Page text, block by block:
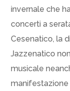
invernale che
concerti a
Cesenatico, la
Jazzenatico
musicale
manifestazione